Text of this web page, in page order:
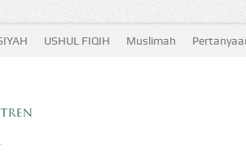
USHUL FIQIH Muslimah